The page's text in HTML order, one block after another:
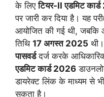
के लिएटियर-II एडमिट
पर जारी कर दिया है। यह
आयोजित की गई थी,
तिथि 17 अगस्त 2025
पासवर्डदर्ज करके
एडमिट कार्ड 2026
डायरेक्ट लिंक के माध्यम से भी
सकता है।